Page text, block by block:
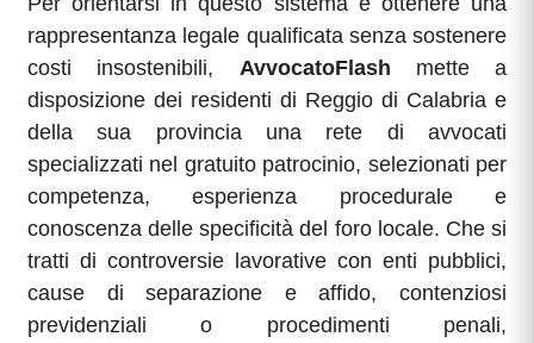
rappresentanza legale qualificata senza sostenere
costi insostenibili, AvvocatoFlash mette a
disposizione dei residenti di Reggio di Calabria e
della sua provincia una rete di avvocati
specializzati nel gratuito patrocinio, selezionati per
competenza, esperienza procedurale e
conoscenza delle specificità del foro locale. Che si
tratti di controversie lavorative con enti pubblici,
cause di separazione e affido, contenziosi
previdenziali o procedimenti penali,